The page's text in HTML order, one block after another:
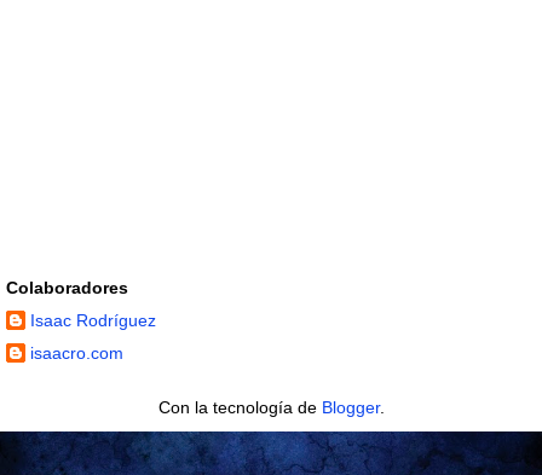
Colaboradores
Isaac Rodríguez
isaacro.com
Con la tecnología de Blogger.